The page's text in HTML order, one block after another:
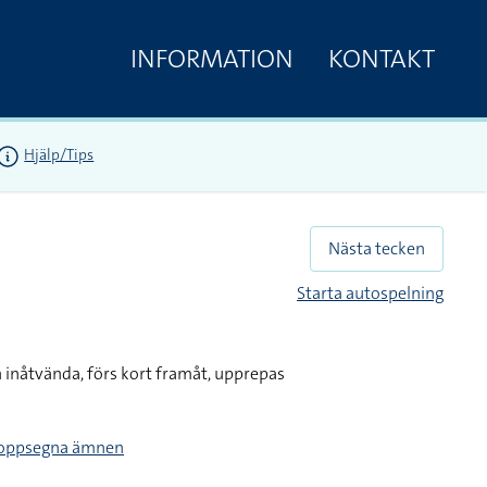
INFORMATION KONTAKT
Hjälp/Tips
Nästa tecken
Starta autospelning
förs kort framåt, upprepas
ämnen